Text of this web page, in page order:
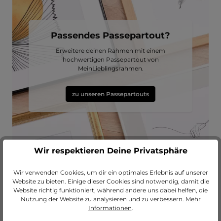
Passendes Passepartout?
Erweitere deinen Rahmen mit einem
hochwertigen Passepartout von
MeinLieblingsrahmen.
zu unseren Passepartouts
Produktgalerie überspringen
Lass dich inspirieren
Wir respektieren Deine Privatsphäre
Wir verwenden Cookies, um dir ein optimales Erlebnis auf unserer
Website zu bieten. Einige dieser Cookies sind notwendig, damit die
Website richtig funktioniert, während andere uns dabei helfen, die
Nutzung der Website zu analysieren und zu verbessern. Mehr
Informationen.